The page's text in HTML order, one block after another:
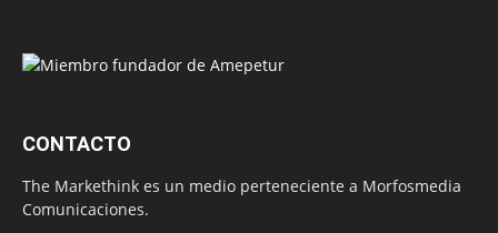
CONTACTO
The Markethink es un medio perteneciente a Morfosmedia
Comunicaciones.